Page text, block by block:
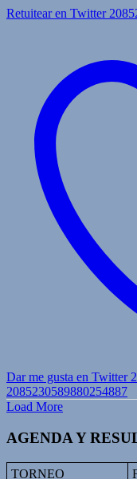
Retuitear en Twitter
Dar me gusta en Twitter
2085230589880254887
Load More
AGENDA Y
TORNEO